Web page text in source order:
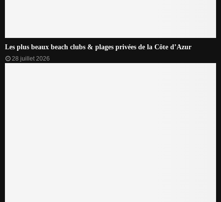
Les plus beaux beach clubs & plages privées de la Côte d’Azur
28 juillet 2026